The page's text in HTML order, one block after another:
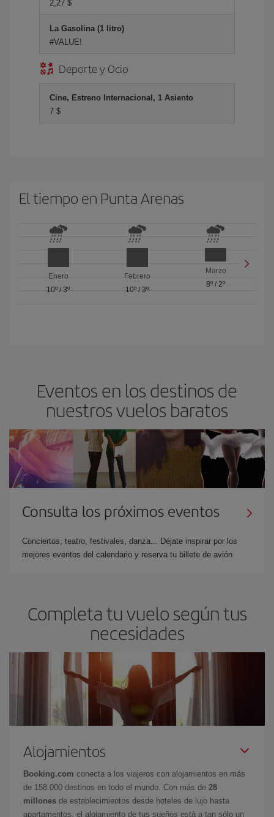
2,27 $
La Gasolina (1 litro)
#VALUE!
Deporte y Ocio
Cine, Estreno Internacional, 1 Asiento
7 $
El tiempo en Punta Arenas
Enero
10º /3º
Febrero
10º / 3º
Marzo
8º / 2º
Eventos en los destinos de
nuestros vuelos baratos
Consulta los próximos eventos
Conciertos, teatro, festivales, danza... Déjate inspirar por los
mejores eventos del calendario y reserva tu billete de avión
Completa tu vuelo según tus
necesidades
Alojamientos
Booking.com conecta a los viajeros con alojamientos en más
de 158.000 destinos en todo el mundo. Con más de 28
millones de establecimientos desde hoteles de lujo hasta
apartamentos, el alojamiento de tus sueños está a tan sólo un